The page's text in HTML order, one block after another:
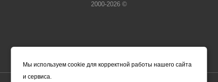
2000-2026 ©
Мы используем cookie для корректной работы нашего сайта
и сервиса.